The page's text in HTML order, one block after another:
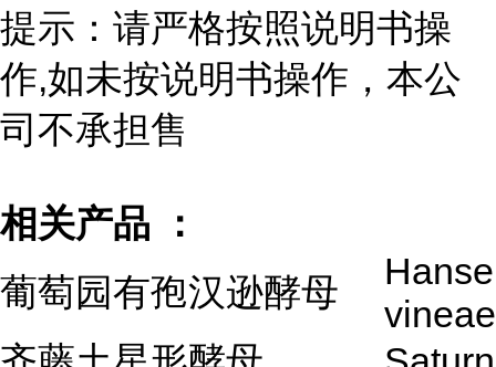
提示：请严格按照说明书操
作,如未按说明书操作，本公
司不承担售
相关产品 ：
葡萄园有孢汉逊酵母
vineae